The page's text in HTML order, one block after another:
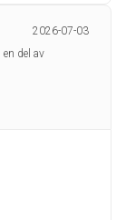
2026-07-03
en del av